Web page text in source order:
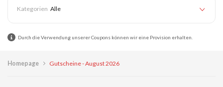
Alle
Durch die Verwendung unserer Coupons können wir eine Provision erhalten.
Homepage Gutscheine - August 2026